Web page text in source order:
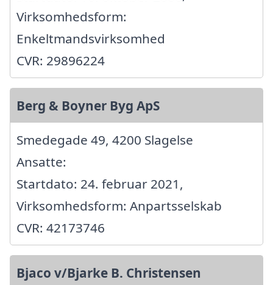
Virksomhedsform:
Enkeltmandsvirksomhed
CVR: 29896224
Berg & Boyner Byg ApS
Smedegade 49, 4200 Slagelse
Ansatte:
Startdato: 24. februar 2021,
Virksomhedsform: Anpartsselskab
CVR: 42173746
Bjaco v/Bjarke B. Christensen